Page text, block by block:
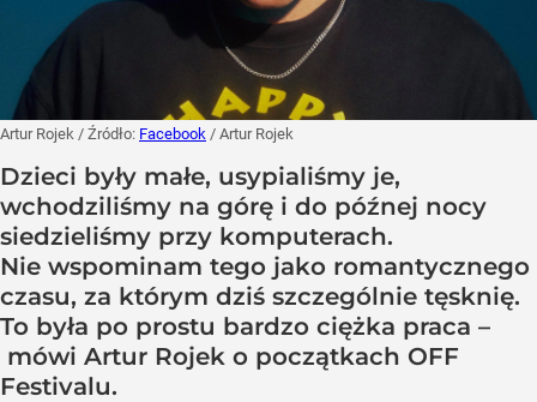
Artur Rojek / Źródło: Facebook / Artur Rojek
Dzieci były małe, usypialiśmy je,
wchodziliśmy na górę i do późnej nocy
siedzieliśmy przy komputerach.
Nie wspominam tego jako romantycznego
czasu, za którym dziś szczególnie tęsknię.
To była po prostu bardzo ciężka praca –
mówi Artur Rojek o początkach OFF
Festivalu.